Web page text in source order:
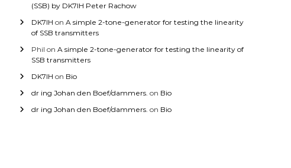
(SSB) by DK7IH Peter Rachow
DK7IH onA simple 2-tone-generator for testing the linearity
of SSB transmitters
Phil onA simple 2-tone-generator for testing the linearity of
SSB transmitters
DK7IH on Bio
dr ing Johan den Boef/dammers. on Bio
dr ing Johan den Boef/dammers. on Bio